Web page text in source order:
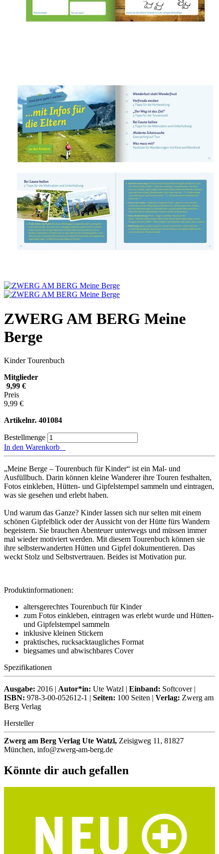
ZWERG AM BERG Meine
Berge
Kinder Tourenbuch
Mitglieder
9,99 €
Preis
9,99 €
Artikelnr. 401084
Bestellmenge
In den Warenkorb
„Meine Berge – Tourenbuch für Kinder“ ist ein Mal- und
Ausfüllbuch. Darin können kleine Wanderer ihre Touren festhalten,
Fotos einkleben, Hütten- und Gipfelstempel sammeln und eintragen,
was sie gesehen und erlebt haben.
Und warum das Ganze? Kinder lassen sich nur selten mit einem
schönen Gipfelblick oder der Aussicht von der Hütte fürs Wandern
begeistern. Sie brauchen Abenteuer unterwegs und müssen immer
mal wieder motiviert werden. Mit diesem Tourenbuch können sie
ihre selbsterwanderten Hütten und Gipfel dokumentieren. Das
weckt Stolz und Selbstvertrauen. Beides ist Motivation pur.
Produktinformationen:
altersgerechtes Tourenbuch für Kinder
zum Fotos einkleben, eintragen was erlebt wurde und Hütten-
und Gipfelstempel sammeln
inklusive kleinen Stickern
praktisches, rucksacktaugliches Format
biegsames und abwischbares Cover
Spezifikationen
Ausgabe: 2016 | Autor*in: Ute Watzl | Einband: Softcover |
ISBN: 978-3-00-052612-1 | Seiten: 100 Seiten | Verlag: Zwerg am
Berg Verlag
Hersteller
Zwerg am Berg Verlag Ute Watzl, Zeisigweg 11, 81827
München, info@zwerg-am-berg.de
Könnte dir auch gefallen